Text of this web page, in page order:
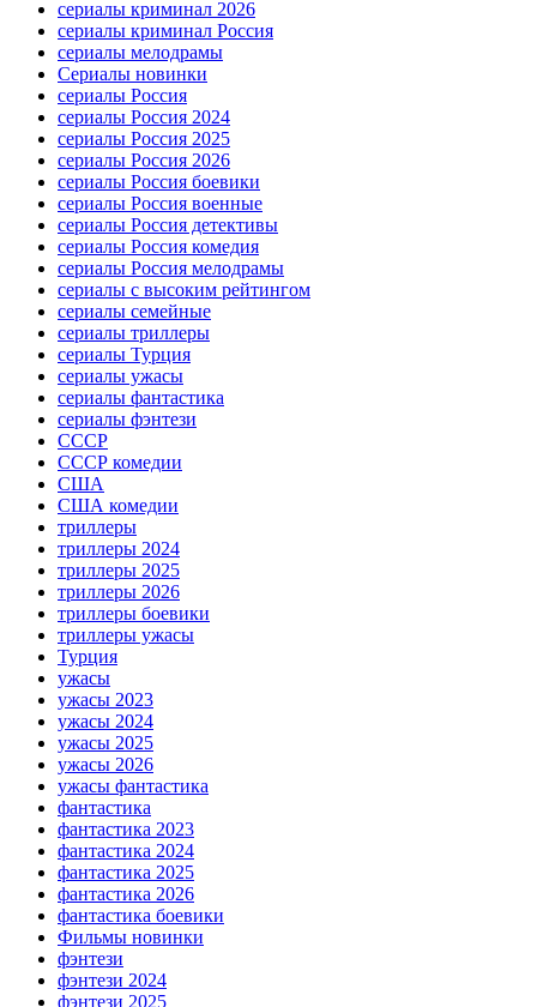
сериалы криминал 2026
сериалы криминал Россия
сериалы мелодрамы
Сериалы новинки
сериалы Россия
сериалы Россия 2024
сериалы Россия 2025
сериалы Россия 2026
сериалы Россия боевики
сериалы Россия военные
сериалы Россия детективы
сериалы Россия комедия
сериалы Россия мелодрамы
сериалы с высоким рейтингом
сериалы семейные
сериалы триллеры
сериалы Турция
сериалы ужасы
сериалы фантастика
сериалы фэнтези
СССР
СССР комедии
США
США комедии
триллеры
триллеры 2024
триллеры 2025
триллеры 2026
триллеры боевики
триллеры ужасы
Турция
ужасы
ужасы 2023
ужасы 2024
ужасы 2025
ужасы 2026
ужасы фантастика
фантастика
фантастика 2023
фантастика 2024
фантастика 2025
фантастика 2026
фантастика боевики
Фильмы новинки
фэнтези
фэнтези 2024
фэнтези 2025